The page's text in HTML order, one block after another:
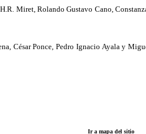
Miret, Rolando Gustavo Cano,
César Ponce, Pedro Ignacio Ayala y
Ir a mapa del sitio